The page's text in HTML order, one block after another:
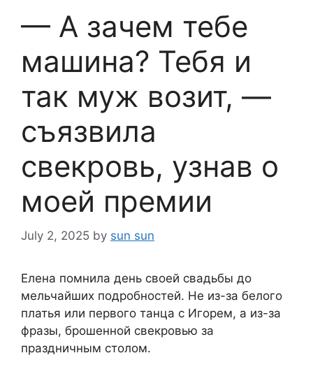
— А зачем тебе
машина? Тебя и
так муж возит, —
съязвила
свекровь, узнав о
моей премии
July 2, 2025 by sun sun
Елена помнила день своей свадьбы до
мельчайших подробностей. Не из-за белого
платья или первого танца с Игорем, а из-за
фразы, брошенной свекровью за
праздничным столом.